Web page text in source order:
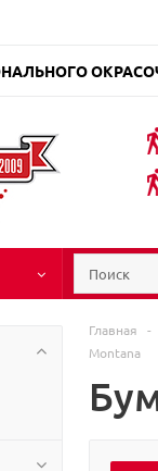
Главная -
Montana